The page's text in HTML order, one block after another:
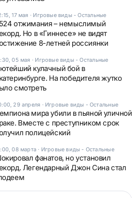
17 мая · Игровые виды - Остальные
отжимания – немыслимый
Но в «Гиннесе» не видят
8-летней россиянки
05 мая · Игровые виды - Остальные
кулачный бой в
На победителя жутко
смотреть
29 апреля · Игровые виды - Остальные
мира убили в пьяной уличной
Вместе с преступником срок
полицейский
08 марта · Игровые виды - Остальные
фанатов, но установил
Легендарный Джон Сина стал